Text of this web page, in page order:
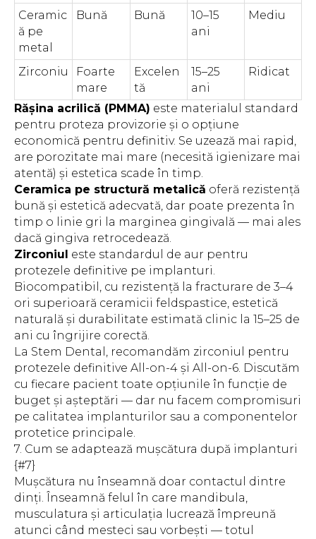
Ceramic
ă pe
metal
Bună Bună
10–15
ani
Mediu
Zirconiu
Foarte
mare
Excelen
tă
15–25
ani
Ridicat
Rășina acrilică (PMMA) este materialul standard
pentru proteza provizorie și o opțiune
economică pentru definitiv. Se uzează mai rapid,
are porozitate mai mare (necesită igienizare mai
atentă) și estetica scade în timp.
Ceramica pe structură metalică oferă rezistență
bună și estetică adecvată, dar poate prezenta în
timp o linie gri la marginea gingivală — mai ales
dacă gingiva retrocedează.
Zirconiul este standardul de aur pentru
protezele definitive pe implanturi.
Biocompatibil, cu rezistență la fracturare de 3–4
ori superioară ceramicii feldspastice, estetică
naturală și durabilitate estimată clinic la 15–25 de
ani cu îngrijire corectă.
La Stem Dental, recomandăm zirconiul pentru
protezele definitive All-on-4 și All-on-6. Discutăm
cu fiecare pacient toate opțiunile în funcție de
buget și așteptări — dar nu facem compromisuri
pe calitatea implanturilor sau a componentelor
protetice principale.
7. Cum se adaptează mușcătura după implanturi
{#7}
Mușcătura nu înseamnă doar contactul dintre
dinți. Înseamnă felul în care mandibula,
musculatura și articulația lucrează împreună
atunci când mesteci sau vorbești — totul